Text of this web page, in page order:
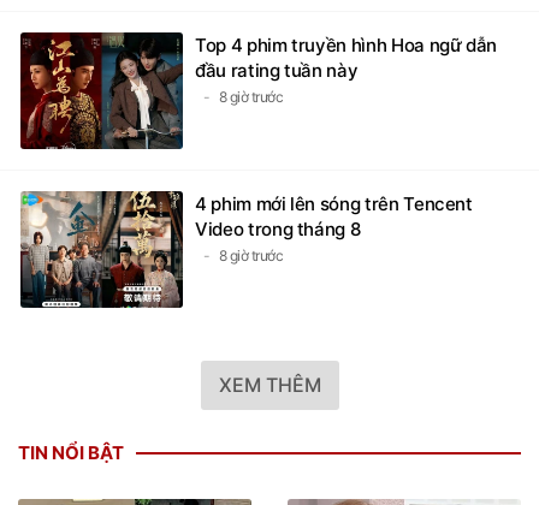
Top 4 phim truyền hình Hoa ngữ dẫn
đầu rating tuần này
8 giờ trước
4 phim mới lên sóng trên Tencent
Video trong tháng 8
8 giờ trước
XEM THÊM
TIN NỔI BẬT